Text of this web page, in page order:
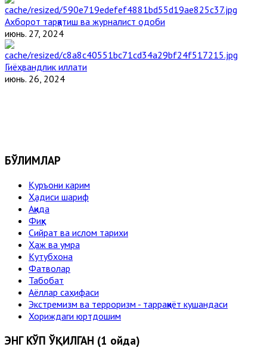
Ахборот тарқатиш ва журналист одоби
июнь. 27, 2024
Гиёҳвандлик иллати
июнь. 26, 2024
БЎЛИМЛАР
Қуръони карим
Ҳадиси шариф
Ақида
Фиқҳ
Сийрат ва ислом тарихи
Ҳаж ва умра
Кутубхона
Фатволар
Табобат
Аёллар саҳифаси
Экстремизм ва терроризм - тарраққиёт кушандаси
Хориждаги юртдошим
ЭНГ КЎП ЎҚИЛГАН (1 ойда)